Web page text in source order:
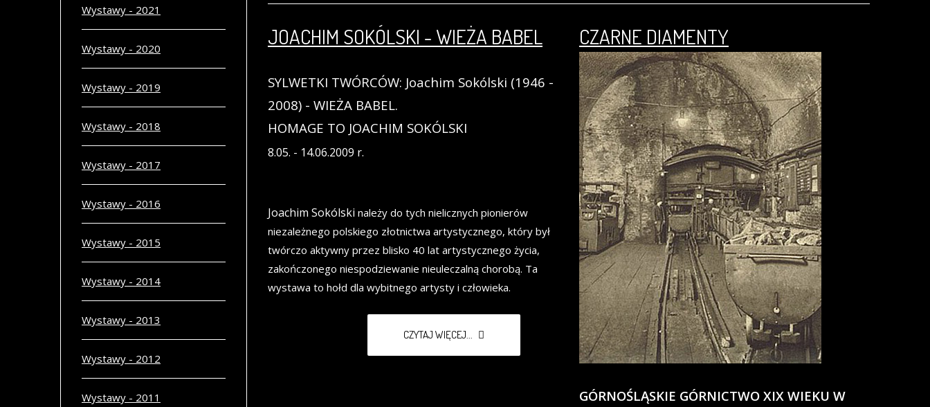
JOACHIM SOKÓLSKI - WIEŻA BABEL
SYLWETKI TWÓRCÓW: Joachim Sokólski (1946 -
2008) - WIEŻA BABEL.
HOMAGE TO JOACHIM SOKÓLSKI
8.05. - 14.06.2009 r.
Joachim Sokólski należy do tych nielicznych pionierów
niezależnego polskiego złotnictwa artystycznego, który był
twórczo aktywny przez blisko 40 lat artystycznego życia,
zakończonego niespodziewanie nieuleczalną chorobą. Ta
wystawa to hołd dla wybitnego artysty i człowieka.
CZYTAJ WIĘCEJ...
CZARNE DIAMENTY
GÓRNOŚLĄSKIE GÓRNICTWO XIX WIEKU W
Wystawy - 2021
Wystawy - 2020
Wystawy - 2019
Wystawy - 2018
Wystawy - 2017
Wystawy - 2016
Wystawy - 2015
Wystawy - 2014
Wystawy - 2013
Wystawy - 2012
Wystawy - 2011